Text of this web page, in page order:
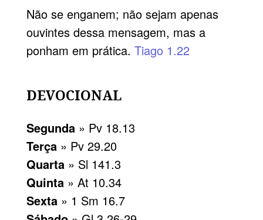
Não se enganem; não sejam apenas
ouvintes dessa mensagem, mas a
ponham em prática. Tiago 1.22
DEVOCIONAL
Segunda » Pv 18.13
Terça » Pv 29.20
Quarta » Sl 141.3
Quinta » At 10.34
Sexta » 1 Sm 16.7